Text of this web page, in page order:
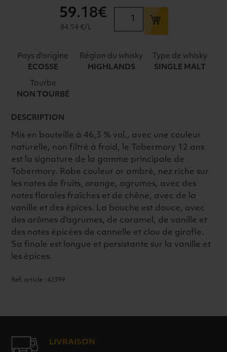
TOBERMORY
59.18€
84.54 €/L
Pays d'origine
ECOSSE
Région du whisky
HIGHLANDS
Type de whisky
SINGLE MALT
Tourbe
NON TOURBÉ
DESCRIPTION
Mis en bouteille à 46,3 % vol., avec une couleur
naturelle, non filtré à froid, le Tobermory 12 ans
est la signature de la gamme principale de
Tobermory. Robe couleur or ambré, nez riche sur
les notes de fruits, orange, agrumes, avec des
notes florales fraîches et de chêne, avec de la
vanille et des épices. La bouche est douce, avec
des arômes d'agrumes, de caramel, de vanille et
des notes épicées de cannelle et clou de girofle.
Sa finale est longue et persistante sur la vanille et
les épices.
Ref. article : 42399
LIVRAISON